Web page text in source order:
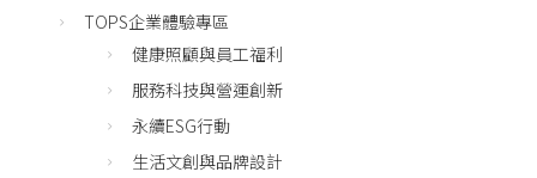
TOPS企業體驗專區
健康照顧與員工福利
服務科技與營運創新
永續ESG行動
生活文創與品牌設計